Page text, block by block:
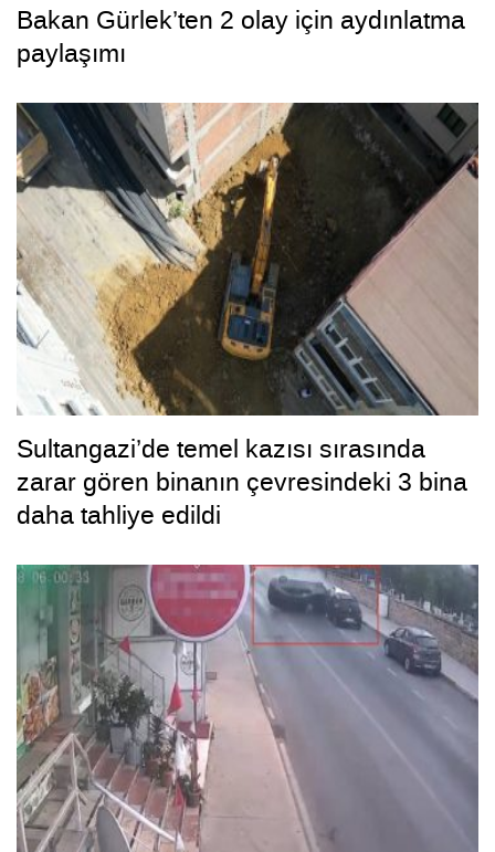
Bakan Gürlek’ten 2 olay için aydınlatma
paylaşımı
Sultangazi’de temel kazısı sırasında
zarar gören binanın çevresindeki 3 bina
daha tahliye edildi